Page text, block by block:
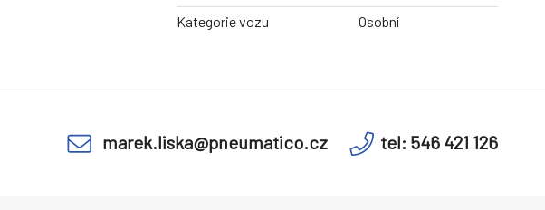
Kategorie vozu
Osobní
marek.liska@pneumatico.cz tel: 546 421 126